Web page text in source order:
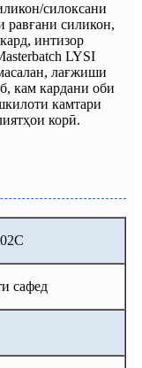
силоксани
равғани силикон,
интизор
LYSI
лағжиши
кам кардани оби
камтари
корӣ.
сафед